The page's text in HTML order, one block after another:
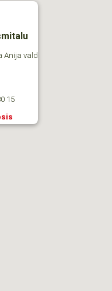
Anija vald
15